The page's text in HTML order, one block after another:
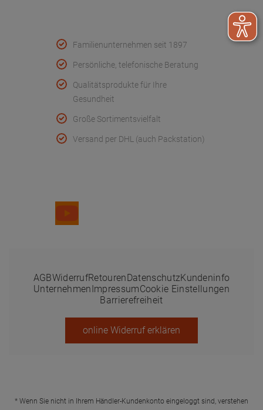
Familienunternehmen seit 1897
Persönliche, telefonische Beratung
Qualitätsprodukte für Ihre
Gesundheit
Große Sortimentsvielfalt
Versand per DHL (auch Packstation)
AGBWiderrufRetouren DatenschutzKundeninfo
Unternehmen ImpressumCookie Einstellungen
Barrierefreiheit
online Widerruf erklären
* Wenn Sie nicht in Ihrem Händler-Kundenkonto eingeloggt sind, verstehen